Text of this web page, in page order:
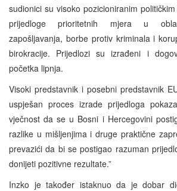
sudionici su visoko pozicioniranim
prijedloge prioritetnih mjera u
zapošljavanja, borbe protiv kriminala i
birokracije. Prijedlozi su izrađeni i
početka lipnja.
Visoki predstavnik i posebni predstavnik
uspješan proces izrade prijedloga
vječnost da se u Bosni i Hercegovini
razlike u mišljenjima i druge praktične
prevazići da bi se postigao razuman
donijeti pozitivne rezultate.”
Inzko je također istaknuo da je dobar